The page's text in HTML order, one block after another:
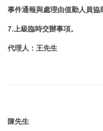
事件通報與處理由值勤人員協
7.上級臨時交辦事項。
代理人 ： 王先生
陳先生